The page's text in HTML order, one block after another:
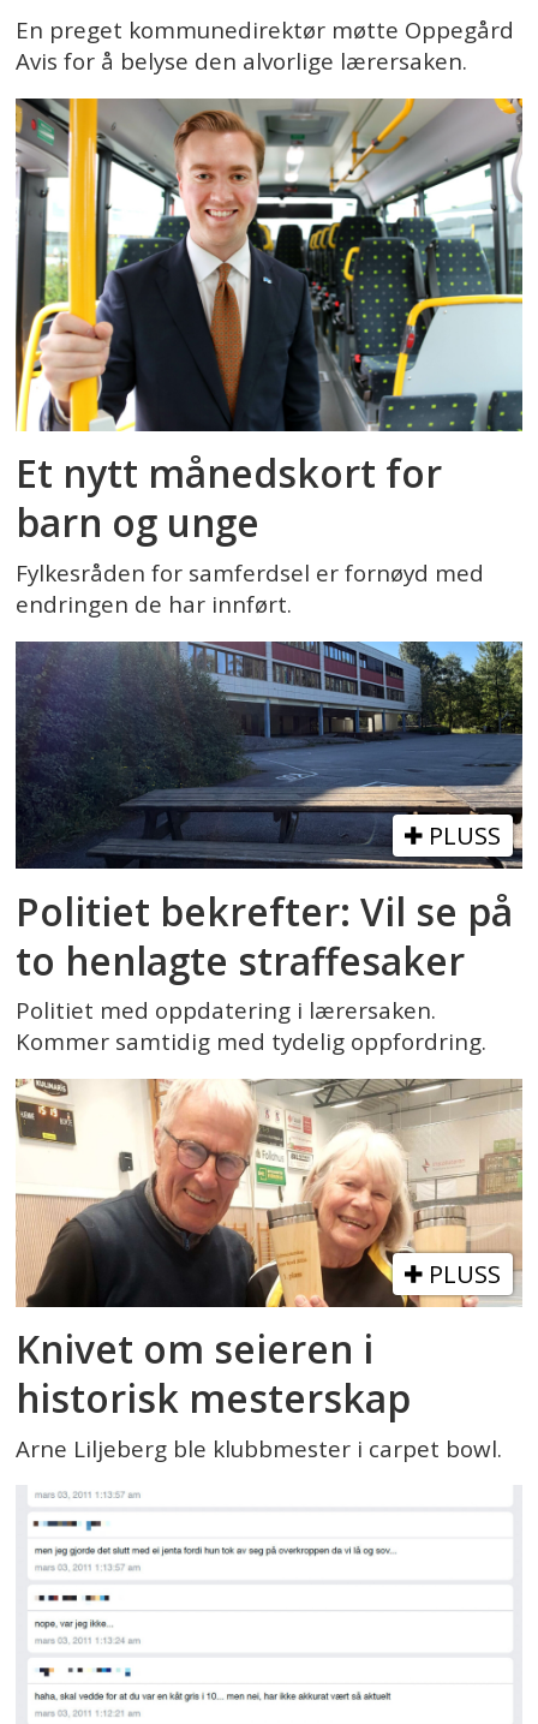
En preget kommunedirektør møtte Oppegård
Avis for å belyse den alvorlige lærersaken.
Et nytt månedskort for
barn og unge
Fylkesråden for samferdsel er fornøyd med
endringen de har innført.
PLUSS
Politiet bekrefter: Vil se på
to henlagte straffesaker
Politiet med oppdatering i lærersaken.
Kommer samtidig med tydelig oppfordring.
PLUSS
Knivet om seieren i
historisk mesterskap
Arne Liljeberg ble klubbmester i carpet bowl.